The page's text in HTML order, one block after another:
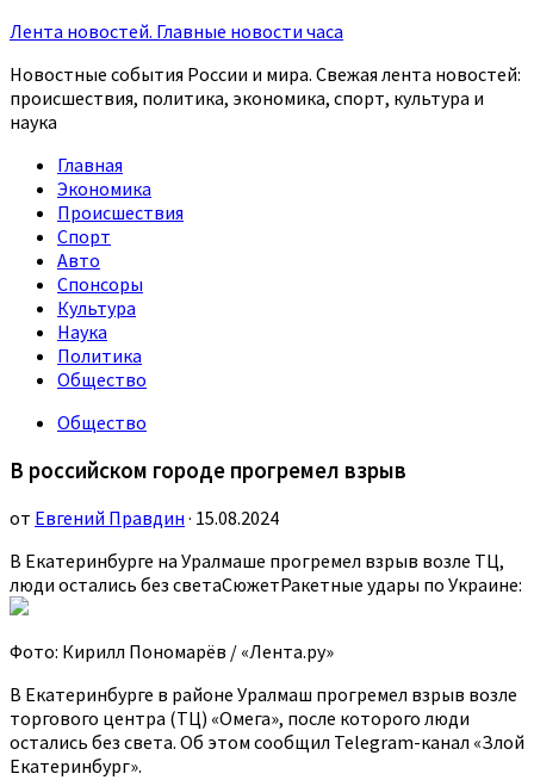
Лента новостей. Главные новости часа
Новостные события России и мира. Свежая лента новостей:
происшествия, политика, экономика, спорт, культура и
наука
Главная
Экономика
Происшествия
Спорт
Авто
Спонсоры
Культура
Наука
Политика
Общество
Общество
В российском городе прогремел взрыв
от Евгений Правдин · 15.08.2024
В Екатеринбурге на Уралмаше прогремел взрыв возле ТЦ,
люди остались без светаСюжетРакетные удары по Украине:
Фото: Кирилл Пономарёв / «Лента.ру»
В Екатеринбурге в районе Уралмаш прогремел взрыв возле
торгового центра (ТЦ) «Омега», после которого люди
остались без света. Об этом сообщил Telegram-канал «Злой
Екатеринбург».